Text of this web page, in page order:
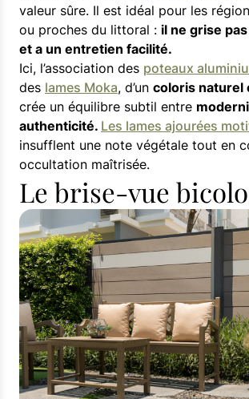
valeur sûre. Il est idéal pour les
ou proches du littoral : il ne grise
et a un entretien facilité.
Ici, l’association des poteaux
des lames Moka, d’un coloris naturel
crée un équilibre subtil entre
authenticité. Les lames ajourées
insufflent une note végétale tout en
occultation maîtrisée.
Le brise-vue